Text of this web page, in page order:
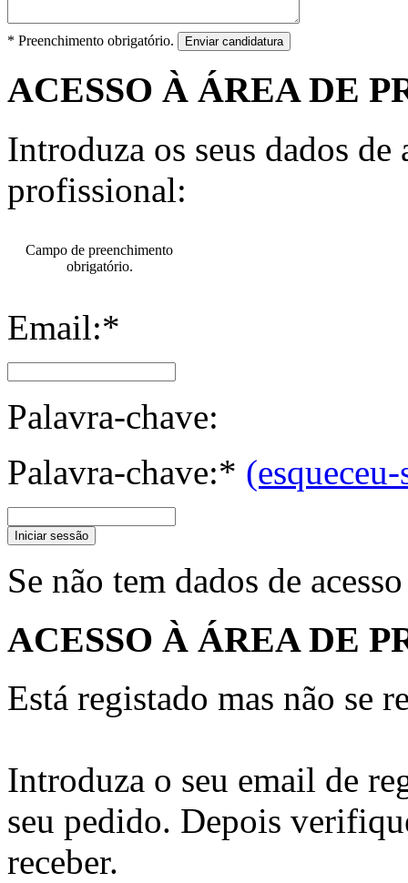
* Preenchimento obrigatório. Enviar candidatura
ACESSO À ÁREA DE
Introduza os seus dados de
profissional:
Campo de preenchimento
obrigatório.
Email:*
Palavra-chave:
Palavra-chave:* (esqueceu-
Iniciar sessão
Se não tem dados de
ACESSO À ÁREA DE
Está registado mas não se
Introduza o seu email de
seu pedido. Depois
receber.